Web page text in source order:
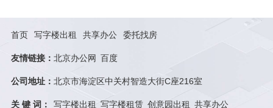
首页 写字楼出租 共享办公 委托找房
友情链接： 北京办公网 百度
公司地址： 北京市海淀区中关村智造大街C座216室
关 键 词： 写字楼出租 写字楼租赁 创意园出租 共享办公